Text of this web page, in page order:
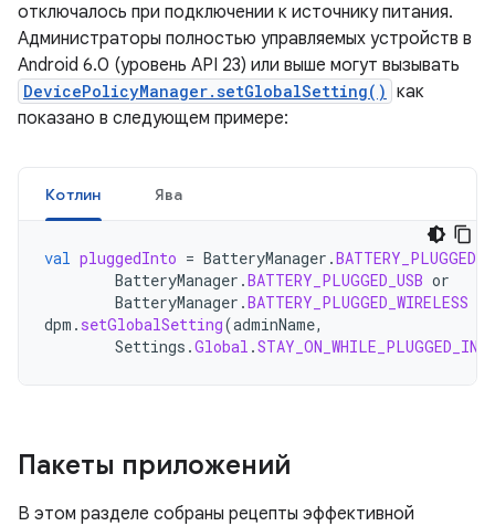
отключалось при подключении к источнику питания.
Администраторы полностью управляемых устройств в
Android 6.0 (уровень API 23) или выше могут вызывать
DevicePolicyManager.setGlobalSetting() как
показано в следующем примере:
Котлин Ява
val pluggedInto = BatteryManager .
BatteryManager .BATTERY_PLUGGED_USB or
BatteryManager .BATTERY_PLUGGED_WIRELESS
dpm . setGlobalSetting(adminName,
Settings .Global .STAY_ON_WHILE_PLUGGED_IN
Пакеты приложений
В этом разделе собраны рецепты эффективной